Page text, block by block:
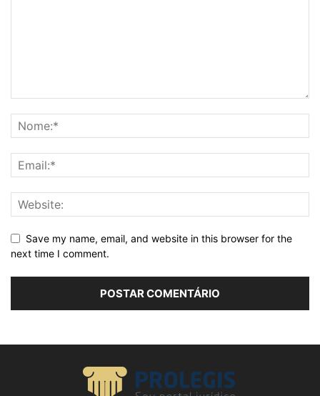
Save my name, email, and website in this browser for the
next time I comment.